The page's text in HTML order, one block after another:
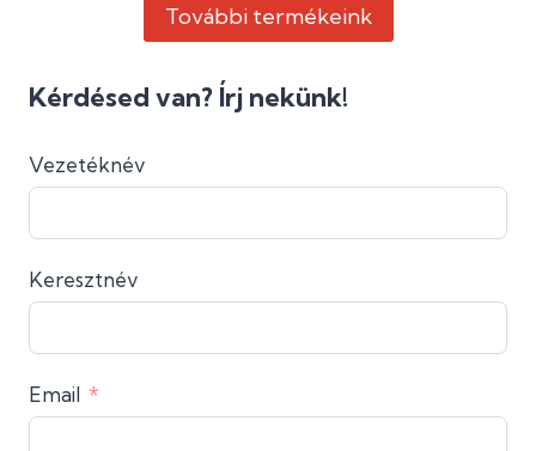
További termékeink
Kérdésed van? Írj nekünk!
Vezetéknév
Keresztnév
Email